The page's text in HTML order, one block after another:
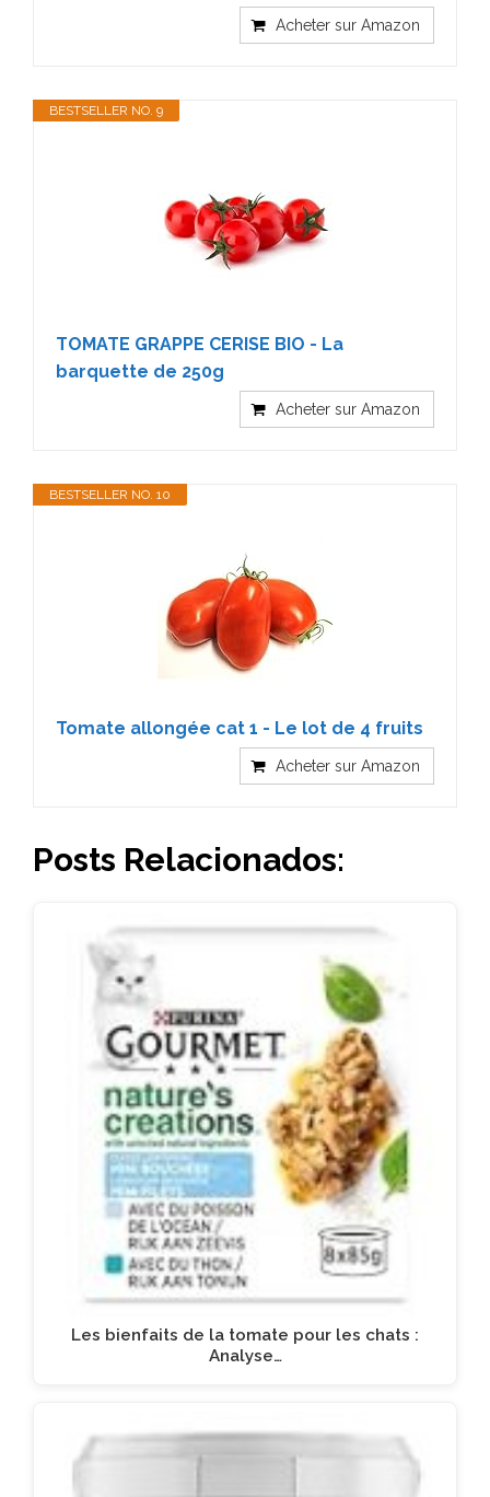
Acheter sur Amazon
BESTSELLER NO. 9
TOMATE GRAPPE CERISE BIO - La
barquette de 250g
Acheter sur Amazon
BESTSELLER NO. 10
Tomate allongée cat 1 - Le lot de 4 fruits
Acheter sur Amazon
Posts Relacionados:
Les bienfaits de la tomate pour les chats :
Analyse…